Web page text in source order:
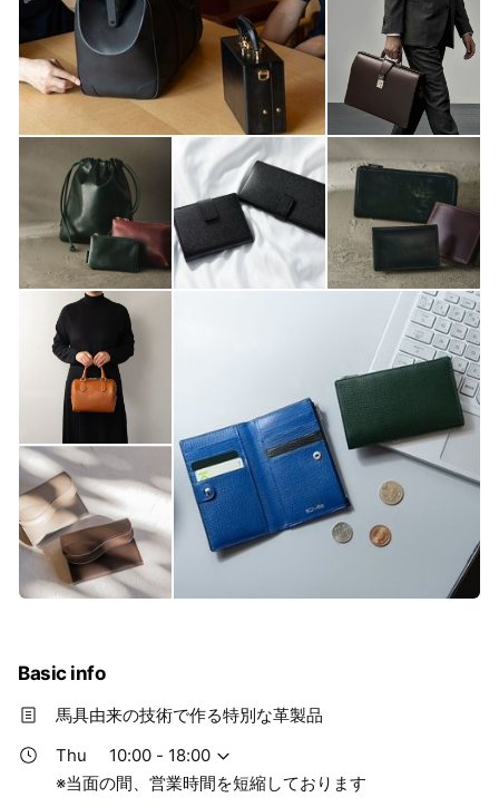
Basic info
馬具由来の技術で作る特別な革製品
Thu
10:00 - 18:00
※当面の間、営業時間を短縮しております